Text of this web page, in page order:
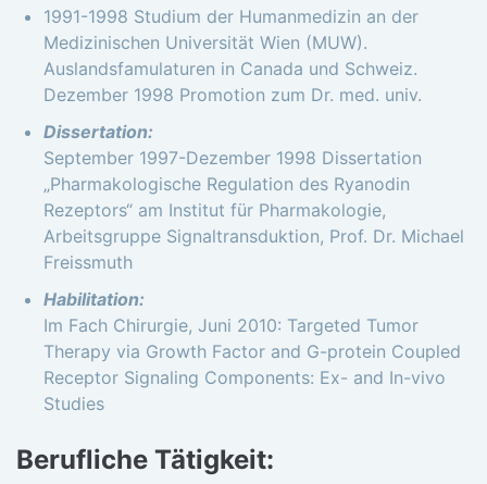
1991-1998 Studium der Humanmedizin an der
Medizinischen Universität Wien (MUW).
Auslandsfamulaturen in Canada und Schweiz.
Dezember 1998 Promotion zum Dr. med. univ.
Dissertation:
September 1997-Dezember 1998 Dissertation
„Pharmakologische Regulation des Ryanodin
Rezeptors“ am Institut für Pharmakologie,
Arbeitsgruppe Signaltransduktion, Prof. Dr. Michael
Freissmuth
Habilitation:
Im Fach Chirurgie, Juni 2010: Targeted Tumor
Therapy via Growth Factor and G-protein Coupled
Receptor Signaling Components: Ex- and In-vivo
Studies
Berufliche Tätigkeit: